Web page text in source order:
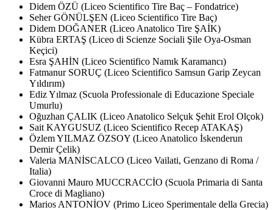
Didem ÖZÜ (Liceo Scientifico Tire Baç – Fondatrice)
Seher GÖNÜLŞEN (Liceo Scientifico Tire Baç)
Didem DOĞANER (Liceo Anatolico Tire ŞAİK)
Kübra ERTAŞ (Liceo di Scienze Sociali Şile Oya-Osman
Keçici)
Esra ŞAHİN (Liceo Scientifico Namık Karamancı)
Fatmanur SORUÇ (Liceo Scientifico Samsun Garip Zeycan
Yıldırım)
Ediz Yılmaz (Scuola Professionale di Educazione Speciale
Umurlu)
Oğuzhan ÇALIK (Liceo Anatolico Selçuk Şehit Erol Olçok)
Sait KAYGUSUZ (Liceo Scientifico Recep ATAKAŞ)
Özlem YILMAZ ÖZSOY (Liceo Anatolico İskenderun
Demir Çelik)
Valeria MANİSCALCO (Liceo Vailati, Genzano di Roma /
Italia)
Giovanni Mauro MUCCRACCİO (Scuola Primaria di Santa
Croce di Magliano)
Marios ANTONİOV (Primo Liceo Sperimentale della Grecia)